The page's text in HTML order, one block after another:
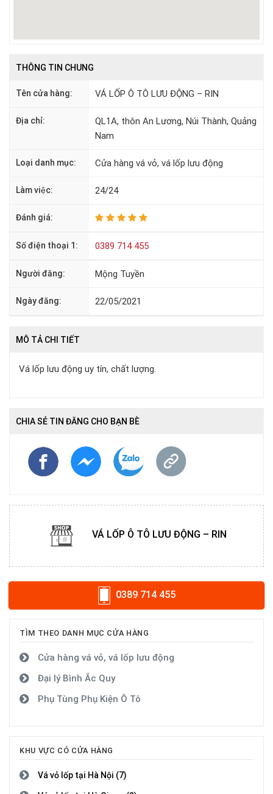
THÔNG TIN CHUNG
Tên cửa hàng: VÁ LỐP Ô TÔ LƯU ĐỘNG – RIN
Địa chỉ:
QL1A, thôn An Lương, Núi Thành, Quảng
Nam
Loại danh mục: Cửa hàng vá vỏ, vá lốp lưu động
Làm việc: 24/24
Đánh giá:
Số điện thoại 1: 0389 714 455
Người đăng: Mộng Tuyền
Ngày đăng: 22/05/2021
MÔ TẢ CHI TIẾT
Vá lốp lưu động uy tín, chất lượng.
CHIA SẺ TIN ĐĂNG CHO BẠN BÈ
VÁ LỐP Ô TÔ LƯU ĐỘNG – RIN
0389 714 455
TÌM THEO DANH MỤC CỬA HÀNG
Cửa hàng vá vỏ, vá lốp lưu động
Đại lý Bình Ắc Quy
Phụ Tùng Phụ Kiện Ô Tô
KHU VỰC CÓ CỬA HÀNG
Vá vỏ lốp tại Hà Nội (7)